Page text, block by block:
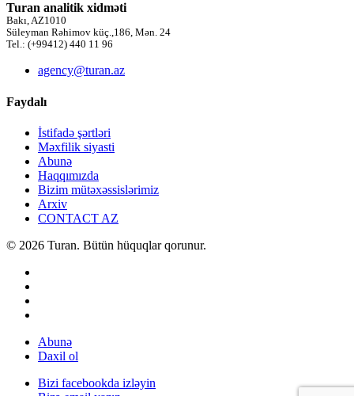
Turan analitik xidməti
Bakı, AZ1010
Süleyman Rəhimov küç.,186, Mən. 24
Tel.: (+99412) 440 11 96
agency@turan.az
Faydalı
İstifadə şərtləri
Məxfilik siyasti
Abunə
Haqqımızda
Bizim mütəxəssislərimiz
Arxiv
CONTACT AZ
© 2026 Turan. Bütün hüquqlar qorunur.
Abunə
Daxil ol
Bizi facebookda izləyin